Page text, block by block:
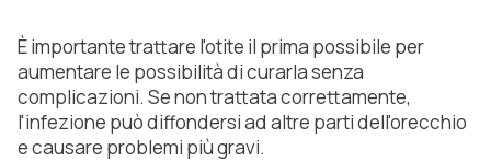
È importante trattare l'otite il prima possibile per
aumentare le possibilità di curarla senza
complicazioni. Se non trattata correttamente,
l'infezione può diffondersi ad altre parti dell'orecchio
e causare problemi più gravi.